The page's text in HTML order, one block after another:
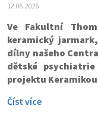
12.06.2026
Ve Fakultní
keramický
dílny našeho
dětské
projektu
Číst více